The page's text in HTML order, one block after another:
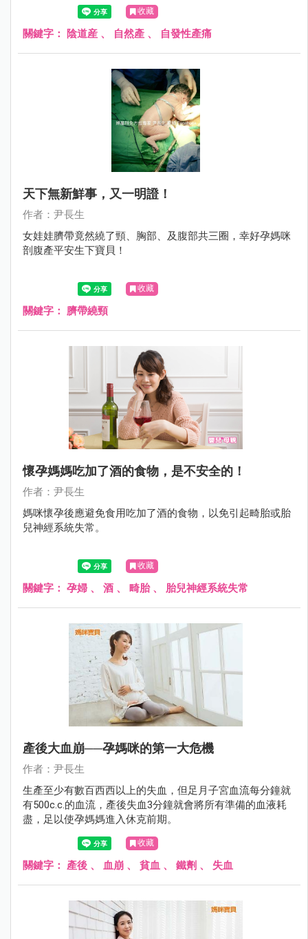
收藏
關鍵字： 陰道産 、 自然產 、 自發性產痛
天下無新鮮事，又一明證！
作者：尹長生
女娃娃臍帶竟然繞了頸、胸部、及腹部共三圈，幸好孕媽咪
剖腹產平安生下寶貝！
收藏
關鍵字： 臍帶繞頸
懷孕媽媽吃加了酒的食物，是不安全的！
作者：尹長生
媽咪懷孕後應避免食用吃加了酒的食物，以免引起畸胎或胎
兒神經系統失常。
收藏
關鍵字： 孕婦 、 酒 、 畸胎、 胎兒神經系統失常
產後大血崩──孕媽咪的第一大危機
作者：尹長生
生產至少有數百西西以上的失血，但足月子宮血流每分鐘就
有500c.c.的血流，產後失血3分鐘就會將所有準備的血液耗
盡，足以使孕媽媽進入休克前期。
收藏
關鍵字： 產後 、 血崩 、 貧血 、 鐵劑 、 失血